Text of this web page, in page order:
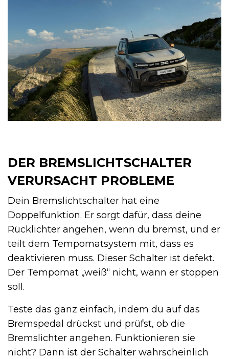
DER BREMSLICHTSCHALTER
VERURSACHT PROBLEME
Dein Bremslichtschalter hat eine
Doppelfunktion. Er sorgt dafür, dass deine
Rücklichter angehen, wenn du bremst, und er
teilt dem Tempomatsystem mit, dass es
deaktivieren muss. Dieser Schalter ist defekt.
Der Tempomat „weiß“ nicht, wann er stoppen
soll.
Teste das ganz einfach, indem du auf das
Bremspedal drückst und prüfst, ob die
Bremslichter angehen. Funktionieren sie
nicht? Dann ist der Schalter wahrscheinlich